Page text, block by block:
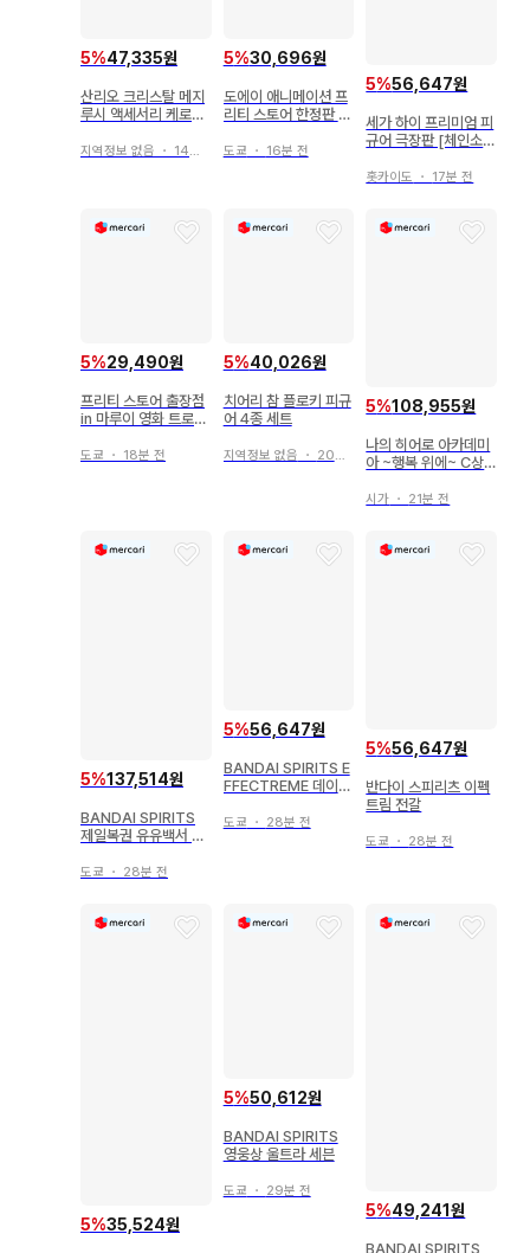
5%47,335원
산리오 크리스탈 메지
루시 액세서리 케로케
지역정보 없음 ・ 14분 전
5%30,696원
도에이 애니메이션 프
리티 스토어 한정판 썸
호 (업)
도쿄 ・ 16분 전
5%56,647원
세가 하이 프리미엄 피
규어 극장판 [체인소
마
홋카이도 ・ 17분 전
5%29,490원
프리티 스토어 출장점
in 마루이 영화 트로피
의 프린세스와 기적의
도쿄 ・ 18분 전
5%40,026원
치어리 참 플로키 피규
어 4종 세트
지역정보 없음 ・ 20분 전
5%108,955원
나의 히어로 아카데미
아 ~행복 위에~ C상
ERLISE
시가 ・ 21분 전
5%137,514원
BANDAI SPIRITS
제일복권 유유백서 암
이 유스케 MASTERL
도쿄 ・ 28분 전
5%56,647원
BANDAI SPIRITS E
FFECTREME 데이다
도쿄 ・ 28분 전
5%56,647원
반다이 스피리츠 이펙
트림 전갈
도쿄 ・ 28분 전
5%35,524원
5%50,612원
BANDAI SPIRITS
영웅상 울트라 세븐
도쿄 ・ 29분 전
5%49,241원
BANDAI SPIRITS